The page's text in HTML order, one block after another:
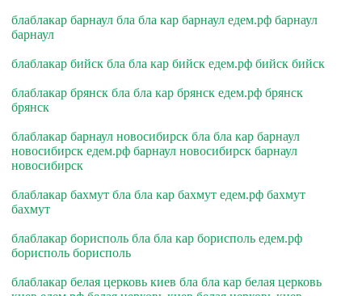
блаблакар барнаул бла бла кар барнаул едем.рф барнаул
барнаул
блаблакар бийск бла бла кар бийск едем.рф бийск бийск
блаблакар брянск бла бла кар брянск едем.рф брянск
брянск
блаблакар барнаул новосибирск бла бла кар барнаул
новосибирск едем.рф барнаул новосибирск барнаул
новосибирск
блаблакар бахмут бла бла кар бахмут едем.рф бахмут
бахмут
блаблакар борисполь бла бла кар борисполь едем.рф
борисполь борисполь
блаблакар белая церковь киев бла бла кар белая церковь